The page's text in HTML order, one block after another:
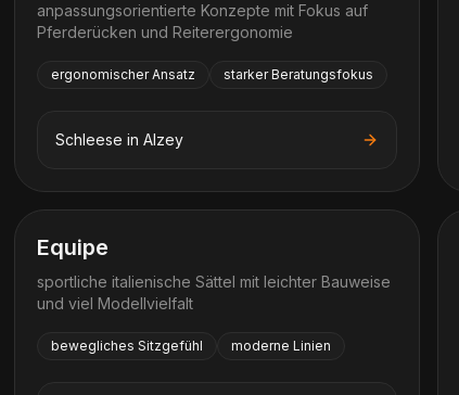
anpassungsorientierte Konzepte mit Fokus auf
Pferderücken und Reiterergonomie
ergonomischer Ansatz starker Beratungsfokus
Schleese inAlzey
Equipe
sportliche italienische Sättel mit leichter Bauweise
und viel Modellvielfalt
bewegliches Sitzgefühl moderne Linien